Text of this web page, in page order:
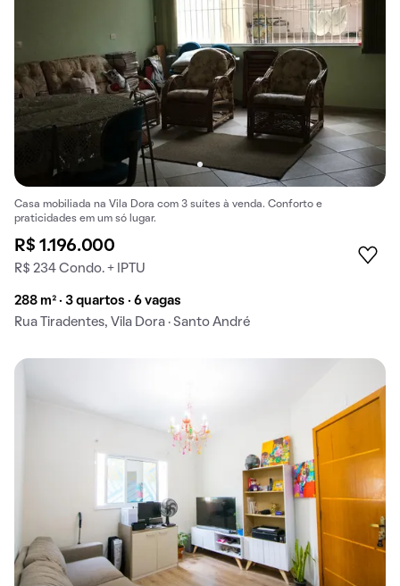
Casa mobiliada na Vila Dora com 3 suítes à venda. Conforto e
praticidades em um só lugar.
R$ 1.196.000
R$ 234 Condo. + IPTU
288 m² · 3 quartos · 6 vagas
Rua Tiradentes, Vila Dora · Santo André